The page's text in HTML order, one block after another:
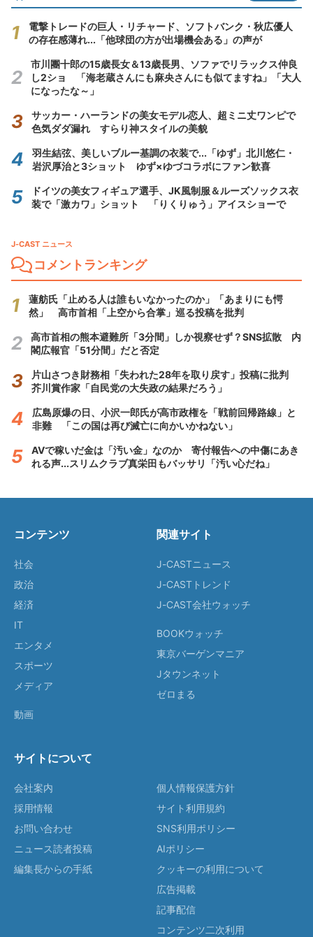
電撃トレードの巨人・リチャード、ソフトバンク・秋広優人
の存在感薄れ...「他球団の方が出場機会ある」の声が
市川團十郎の15歳長女＆13歳長男、ソファでリラックス仲良
し2ショ 「海老蔵さんにも麻央さんにも似てますね」「大人
になったな～」
サッカー・ハーランドの美女モデル恋人、超ミニ丈ワンピで
色気ダダ漏れ すらり神スタイルの美貌
羽生結弦、美しいブルー基調の衣装で...「ゆず」北川悠仁・
岩沢厚治と3ショット ゆず×ゆづコラボにファン歓喜
ドイツの美女フィギュア選手、JK風制服＆ルーズソックス衣
装で「激カワ」ショット 「りくりゅう」アイスショーで
J-CAST ニュース
コメントランキング
蓮舫氏「止める人は誰もいなかったのか」「あまりにも愕
然」 高市首相「上空から合掌」巡る投稿を批判
高市首相の熊本避難所「3分間」しか視察せず？SNS拡散 内
閣広報官「51分間」だと否定
片山さつき財務相「失われた28年を取り戻す」投稿に批判
芥川賞作家「自民党の大失政の結果だろう」
広島原爆の日、小沢一郎氏が高市政権を「戦前回帰路線」と
非難 「この国は再び滅亡に向かいかねない」
AVで稼いだ金は「汚い金」なのか 寄付報告への中傷にあき
れる声...スリムクラブ真栄田もバッサリ「汚い心だね」
コンテンツ
社会
政治
経済
IT
エンタメ
スポーツ
メディア
動画
関連サイト
J-CASTニュース
J-CASTトレンド
J-CAST会社ウォッチ
BOOKウォッチ
東京バーゲンマニア
Jタウンネット
ゼロまる
サイトについて
会社案内
採用情報
お問い合わせ
ニュース読者投稿
編集長からの手紙
個人情報保護方針
サイト利用規約
SNS利用ポリシー
AIポリシー
クッキーの利用について
広告掲載
記事配信
コンテンツ二次利用